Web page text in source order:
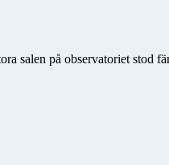
salen på observatoriet stod